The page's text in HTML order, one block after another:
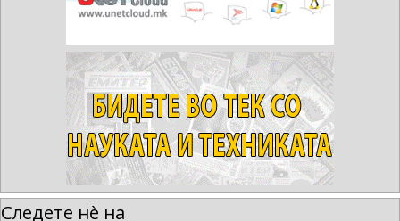
Следете нè на